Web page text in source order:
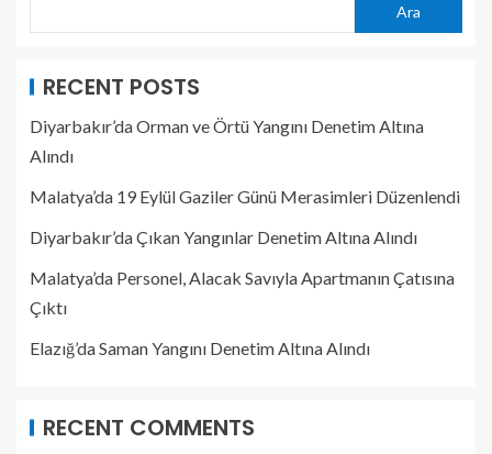
Ara
RECENT POSTS
Diyarbakır’da Orman ve Örtü Yangını Denetim Altına
Alındı
Malatya’da 19 Eylül Gaziler Günü Merasimleri Düzenlendi
Diyarbakır’da Çıkan Yangınlar Denetim Altına Alındı
Malatya’da Personel, Alacak Savıyla Apartmanın Çatısına
Çıktı
Elazığ’da Saman Yangını Denetim Altına Alındı
RECENT COMMENTS